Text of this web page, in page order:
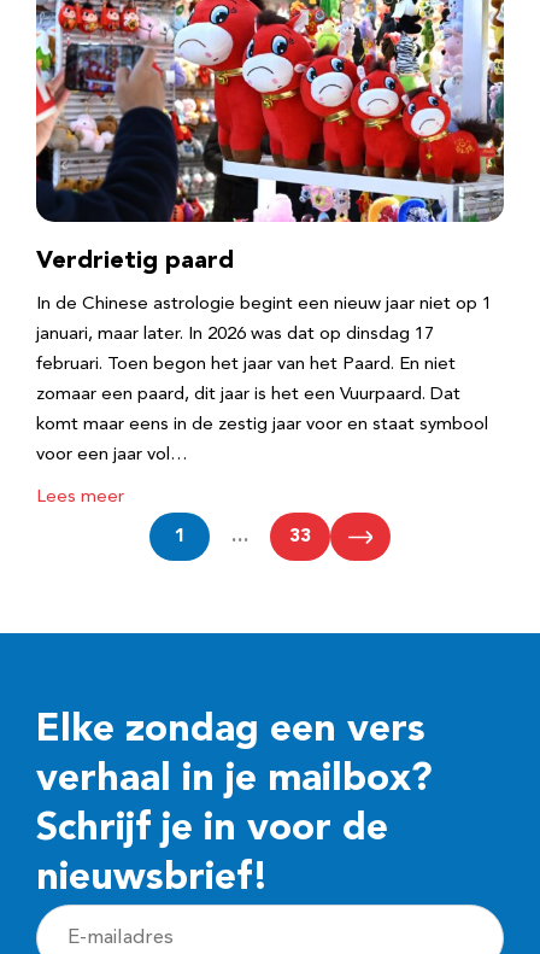
Verdrietig paard
In de Chinese astrologie begint een nieuw jaar niet op 1
januari, maar later. In 2026 was dat op dinsdag 17
februari. Toen begon het jaar van het Paard. En niet
zomaar een paard, dit jaar is het een Vuurpaard. Dat
komt maar eens in de zestig jaar voor en staat symbool
voor een jaar vol…
Lees meer
1 … 33
Elke zondag een vers
verhaal in je mailbox?
Schrijf je in voor de
nieuwsbrief!
E